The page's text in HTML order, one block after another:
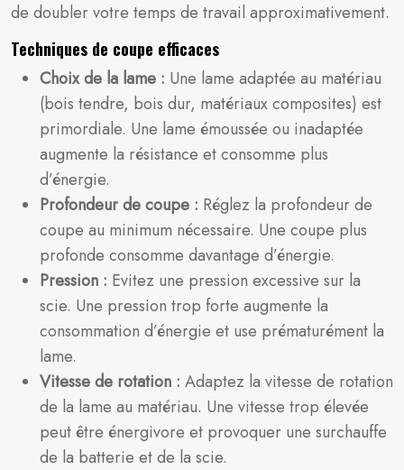
de doubler votre temps de travail approximativement.
Techniques de coupe efficaces
Choix de la lame : Une lame adaptée au matériau
(bois tendre, bois dur, matériaux composites) est
primordiale. Une lame émoussée ou inadaptée
augmente la résistance et consomme plus
d’énergie.
Profondeur de coupe : Réglez la profondeur de
coupe au minimum nécessaire. Une coupe plus
profonde consomme davantage d’énergie.
Pression : Evitez une pression excessive sur la
scie. Une pression trop forte augmente la
consommation d’énergie et use prématurément la
lame.
Vitesse de rotation : Adaptez la vitesse de rotation
de la lame au matériau. Une vitesse trop élevée
peut être énergivore et provoquer une surchauffe
de la batterie et de la scie.